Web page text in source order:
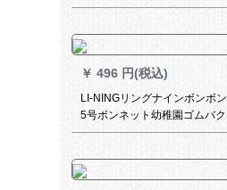
バーツボワール魔騰バスケム
￥ 496 円(税込)
LI-NINGリングナインボンボン
5号ボンネット幼稚園ゴムバク
ターボックス規格品LBQK